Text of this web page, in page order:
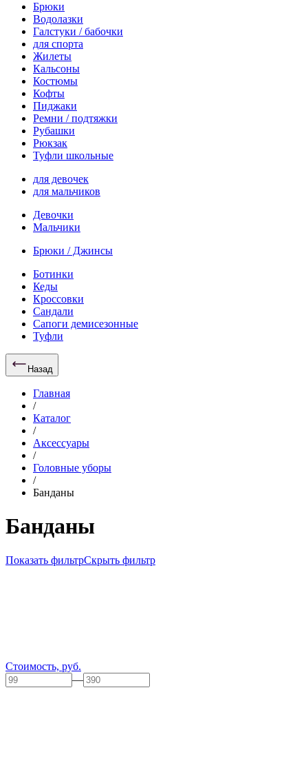
Брюки
Водолазки
Галстуки / бабочки
для спорта
Жилеты
Кальсоны
Костюмы
Кофты
Пиджаки
Ремни / подтяжки
Рубашки
Рюкзак
Туфли школьные
для девочек
для мальчиков
Девочки
Мальчики
Брюки / Джинсы
Ботинки
Кеды
Кроссовки
Сандали
Сапоги демисезонные
Туфли
Назад
Главная
/
Каталог
/
Аксессуары
/
Головные уборы
/
Банданы
Банданы
Показать фильтрСкрыть фильтр
Стоимость, руб.
—